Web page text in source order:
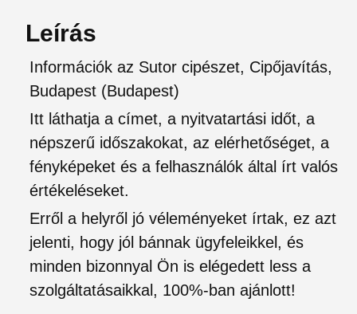
Leírás
Információk az Sutor cipészet, Cipőjavítás,
Budapest (Budapest)
Itt láthatja a címet, a nyitvatartási időt, a
népszerű időszakokat, az elérhetőséget, a
fényképeket és a felhasználók által írt valós
értékeléseket.
Erről a helyről jó véleményeket írtak, ez azt
jelenti, hogy jól bánnak ügyfeleikkel, és
minden bizonnyal Ön is elégedett less a
szolgáltatásaikkal, 100%-ban ajánlott!